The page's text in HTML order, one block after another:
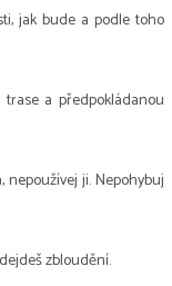
jak bude a podle toho
a předpokládanou
nepoužívej ji. Nepohybuj
zbloudění.